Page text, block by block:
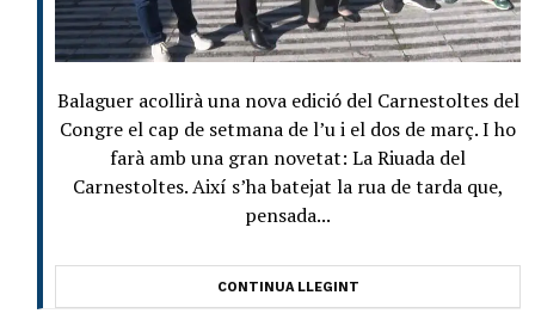
Balaguer acollirà una nova edició del Carnestoltes del
Congre el cap de setmana de l’u i el dos de març. I ho
farà amb una gran novetat: La Riuada del
Carnestoltes. Així s’ha batejat la rua de tarda que,
pensada...
CONTINUA LLEGINT